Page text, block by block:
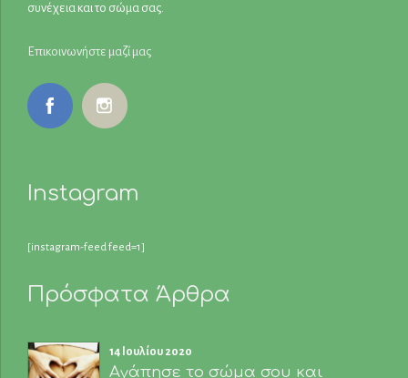
συνέχεια και το σώμα σας.
Επικοινωνήστε μαζί μας
Instagram
[instagram-feed feed=1]
Πρόσφατα Άρθρα
14 Ιουλίου 2020
Αγάπησε το σώμα σου και